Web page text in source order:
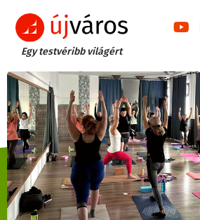
Egy testvéribb világért